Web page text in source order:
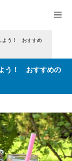
よう！ おすすめ
う！ おすすめの